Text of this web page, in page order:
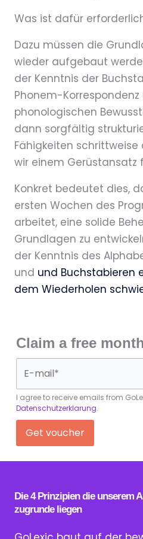
Was ist dafür
Dazu müssen die
wieder aufgebaut
der Kenntnis der
Phonem-
phonologischen
dann sorgfältig
Fähigkeiten schrittweise
wir einem Gerüstansatz
Konkret bedeutet dies,
ersten Wochen des
arbeitet, eine solide
Grundlagen zu
der Kenntnis des
und und Buchstabieren
dem Wiederholen
Claim a free
I agree to receive emails from
Datenschutzerklarung.
Die 4 Prinzipien die unserem
zugrunde liegen